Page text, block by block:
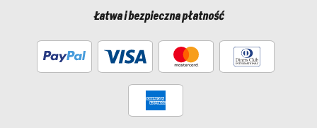
Łatwa i bezpieczna płatność